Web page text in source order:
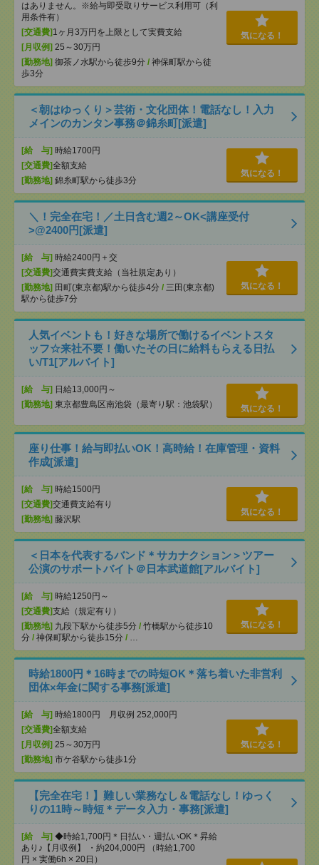
はありません。※給与即受取りサービス利用可（利
用条件有）
[交通費] 1ヶ月3万円を上限として実費支給
[月収例] 25～30万円
[勤務地] 御茶ノ水駅から徒歩9分 / 神保町駅から徒
歩3分
気になる！
＜朝はゆっくり＞芸術・文化団体！電話なし！入力
メインのカンタン事務＠錦糸町[派遣]
[給 与] 時給1700円
[交通費]全額支給
[勤務地] 錦糸町駅から徒歩3分
気になる！
＼！完全在宅！／土日含む週2～OK<講座受付
>@2400円[派遣]
[給 与] 時給2400円＋交
[交通費]交通費実費支給（当社規定あり）
[勤務地] 田町(東京都)駅から徒歩4分 / 三田(東京都)
駅から徒歩7分
気になる！
人気イベントも！好きな場所で働けるイベントスタ
ッフ☆来社不要！働いたその日に給料もらえる日払
い/T1[アルバイト]
[給 与] 日給13,000円～
[勤務地] 東京都豊島区南池袋（最寄り駅：池袋駅） 気になる！
座り仕事！給与即払いOK！高時給！在庫管理・資料
作成[派遣]
[給 与] 時給1500円
[交通費]交通費支給有り
[勤務地] 藤沢駅
気になる！
＜日本を代表するバンド＊サカナクション＞ツアー
公演のサポートバイト＠日本武道館[アルバイト]
[給 与] 時給1250円～
[交通費]支給（規定有り）
[勤務地] 九段下駅から徒歩5分 / 竹橋駅から徒歩10
分 / 神保町駅から徒歩15分 / …
気になる！
時給1800円＊16時までの時短OK＊落ち着いた非営利
団体×年金に関する事務[派遣]
[給 与] 時給1800円 月収例 252,000円
[交通費]全額支給
[月収例] 25～30万円
[勤務地] 市ケ谷駅から徒歩1分
気になる！
【完全在宅！】難しい業務なし＆電話なし！ゆっく
りの11時～時短＊データ入力・事務[派遣]
[給 与] ◆時給1,700円＊日払い・週払いOK＊昇給
あり♪【月収例】 ・約204,000円 （時給1,700
円 × 実働6h × 20日）